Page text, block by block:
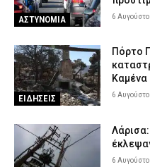
ΑΣΤΥΝΟΜΙΑ 6
ΕΙΔΗΣΕΙΣ
Πόρτο
Καμένα
6
6